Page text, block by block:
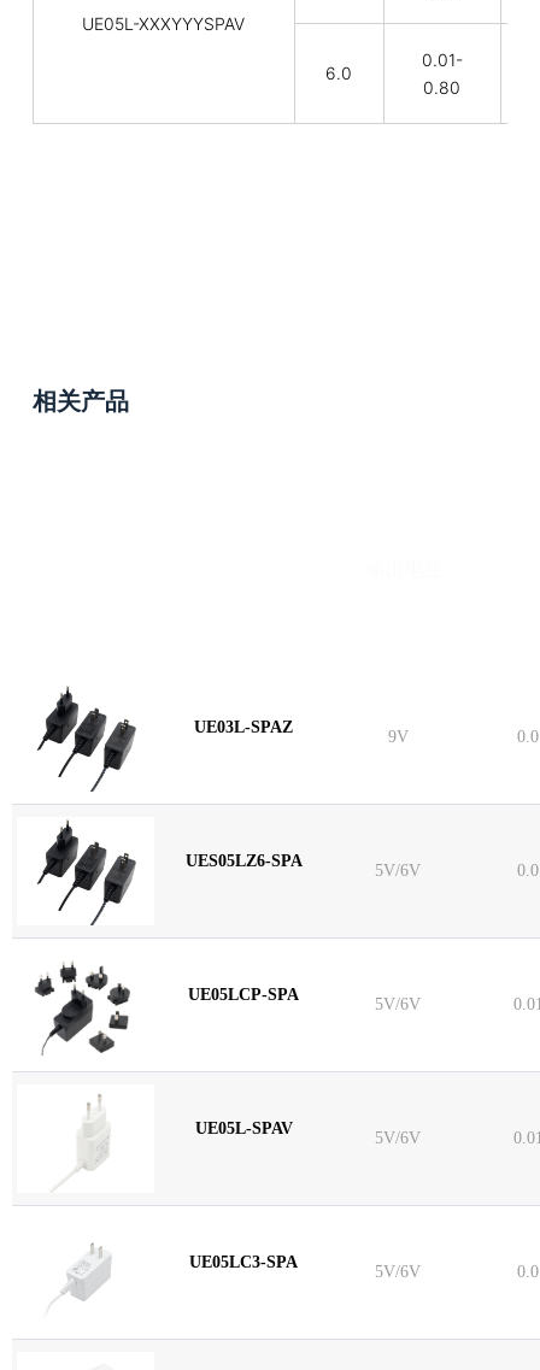
UE05L-XXXYYYSPAV
6.0
0.01-
0.80
相关产品
UE03L-SPAZ
9V
UES05LZ6-SPA
5V/6V
UE05LCP-SPA
5V/6V
UE05L-SPAV
5V/6V
UE05LC3-SPA
5V/6V